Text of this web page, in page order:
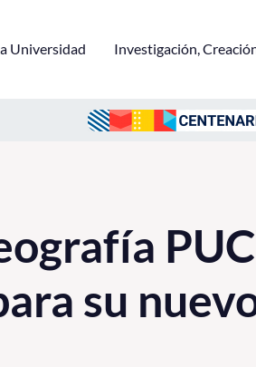
Universidad Investigación,
su